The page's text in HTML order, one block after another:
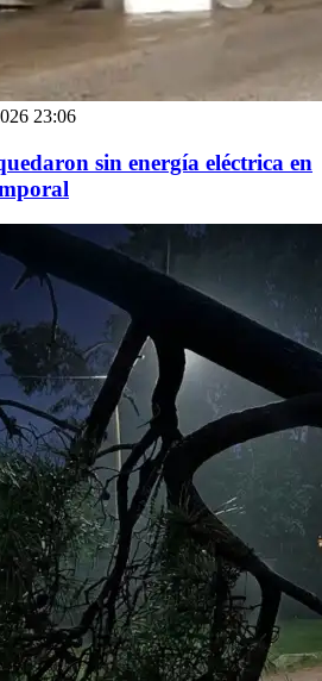
23:06
sin energía eléctrica en